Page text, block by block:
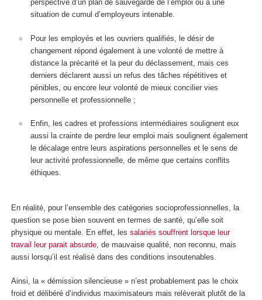
perspective d’un plan de sauvegarde de l’emploi ou à une
situation de cumul d’employeurs intenable.
Pour les employés et les ouvriers qualifiés, le désir de
changement répond également à une volonté de mettre à
distance la précarité et la peur du déclassement, mais ces
derniers déclarent aussi un refus des tâches répétitives et
pénibles, ou encore leur volonté de mieux concilier vies
personnelle et professionnelle ;
Enfin, les cadres et professions intermédiaires soulignent eux
aussi la crainte de perdre leur emploi mais soulignent également
le décalage entre leurs aspirations personnelles et le sens de
leur activité professionnelle, de même que certains conflits
éthiques.
En réalité, pour l’ensemble des catégories socioprofessionnelles, la
question se pose bien souvent en termes de santé, qu’elle soit
physique ou mentale. En effet, les salariés souffrent lorsque leur
travail leur parait absurde, de mauvaise qualité, non reconnu, mais
aussi lorsqu’il est réalisé dans des conditions insoutenables.
Ainsi, la « démission silencieuse » n’est probablement pas le choix
froid et délibéré d’individus maximisateurs mais relèverait plutôt de la